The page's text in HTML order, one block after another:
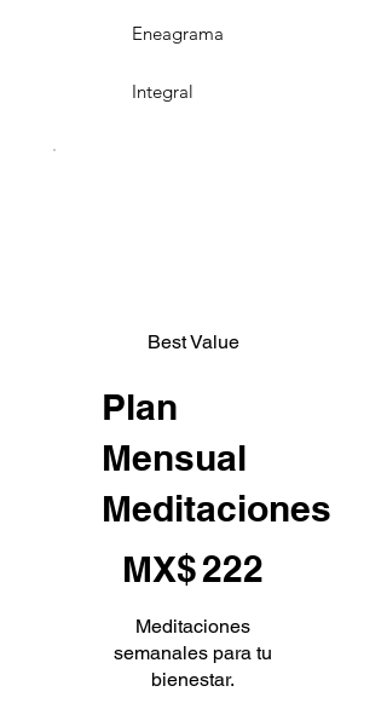
Eneagrama
Integral
Best Value
Plan
Mensual
Meditaciones
MX$222
Meditaciones
semanales para tu
bienestar.